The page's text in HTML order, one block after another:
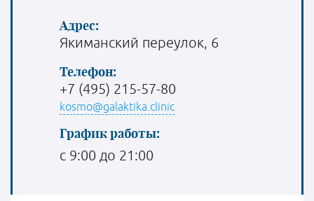
Адрес:
Якиманский переулок, 6
Телефон:
+7 (495) 215-57-80
kosmo@galaktika.clinic
График работы:
с 9:00 до 21:00